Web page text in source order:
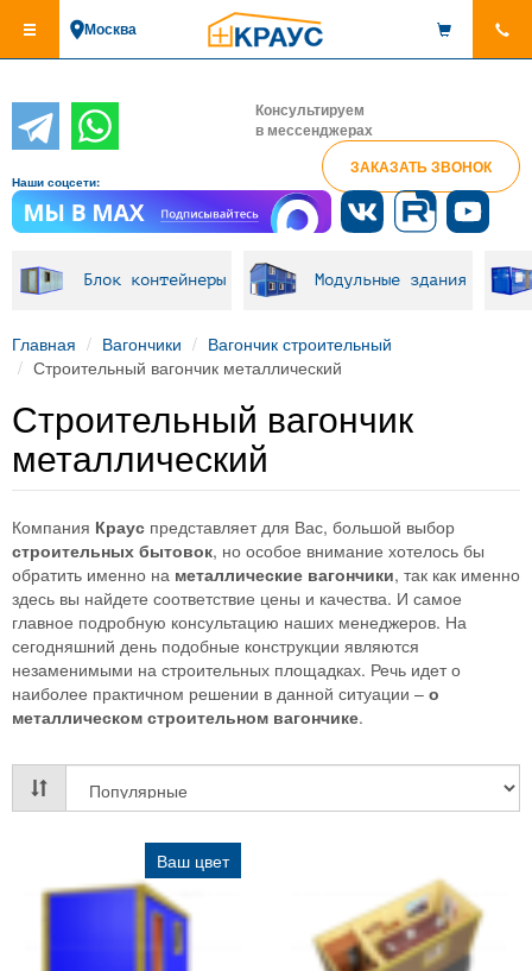
основному
Москва
Консультируем
в мессенджерах
ЗАКАЗАТЬ ЗВОНОК
Наши соцсети:
Блок контейнеры Модульные здания
Главная Вагончики
Вагончик строительный
Строительный вагончик металлический
Строительный вагончик
металлический
Компания Краус представляет для Вас, большой выбор
строительных бытовок, но особое внимание хотелось бы
обратить именно на металлические вагончики, так как именно
здесь вы найдете соответствие цены и качества. И самое
главное подробную консультацию наших менеджеров. На
сегодняшний день подобные конструкции являются
незаменимыми на строительных площадках. Речь идет о
наиболее практичном решении в данной ситуации – о
металлическом строительном вагончике.
Ваш цвет